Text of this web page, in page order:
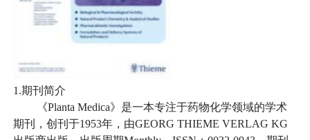
1.期刊简介
《Planta Medica》是一本专注于药物化学领域的学术
期刊，创刊于1953年，由GEORG THIEME VERLAG KG